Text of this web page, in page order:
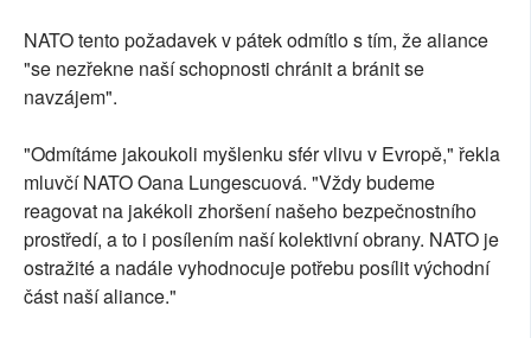
NATO tento požadavek v pátek odmítlo s tím, že aliance
"se nezřekne naší schopnosti chránit a bránit se
navzájem".
"Odmítáme jakoukoli myšlenku sfér vlivu v Evropě," řekla
mluvčí NATO Oana Lungescuová. "Vždy budeme
reagovat na jakékoli zhoršení našeho bezpečnostního
prostředí, a to i posílením naší kolektivní obrany. NATO je
ostražité a nadále vyhodnocuje potřebu posílit východní
část naší aliance."